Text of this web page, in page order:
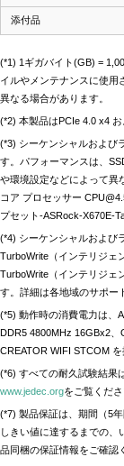
添付品
(*1) 1ギガバイト(GB) =
イルやメンテナンスに使用
異なる場合があります。
(*2) 本製品はPCIe 4.0 x4
(*3) シーケンシャルおよび
す。パフォーマンスは、
や環境設定などによって異
コア プロセッサー
プセット-ASRock-X670E-
(*4) シーケンシャルおよび
TurboWrite（インテリジェ
TurboWrite（インテリジェ
す。詳細は各地域のサポー
(*5) 動作時の消費電力は、
DDR5 4800MHz 16GBx2
CREATOR WIFI STCOM
(*6) すべての耐久試験結果
www.jedec.orgをご覧くださ
(*7) 製品保証は、期間（5
しきい値に達するまでの
品同梱の保証情報をご確認